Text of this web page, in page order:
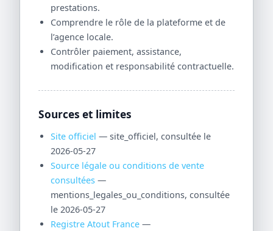
prestations.
Comprendre le rôle de la plateforme et de
l’agence locale.
Contrôler paiement, assistance,
modification et responsabilité contractuelle.
Sources et limites
Site officiel — site_officiel, consultée le
2026-05-27
Source légale ou conditions de vente
consultées—
mentions_legales_ou_conditions, consultée
le 2026-05-27
Registre Atout France—